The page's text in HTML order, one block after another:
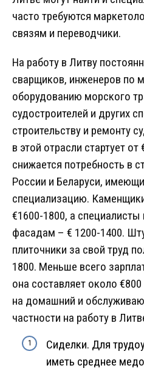
часто требуются
связям и переводчики.
На работу в Литву
сварщиков, инженеров по
оборудованию морского
судостроителей и других
строительству и ремонту
в этой отрасли стартует
снижается потребность в
России и Беларуси,
специализацию.
€1600-1800, а
фасадам – € 1200-1400.
плиточники за свой труд
1800. Меньше всего
она составляет около
на домашний и
частности на работу в
Сиделки. Для
иметь среднее